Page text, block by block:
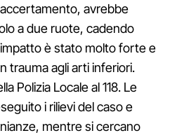
avrebbe
a due ruote, cadendo
è stato molto forte e
trauma agli arti inferiori.
Polizia Locale al 118. Le
i rilievi del caso e
mentre si cercano